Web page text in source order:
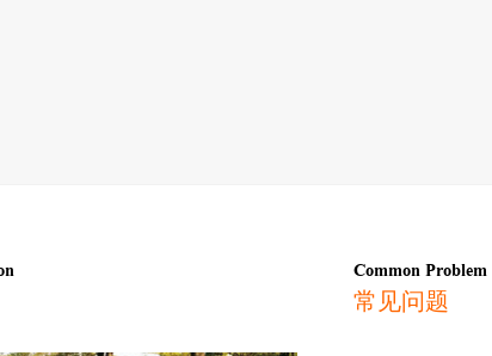
Common Problem
常见问题